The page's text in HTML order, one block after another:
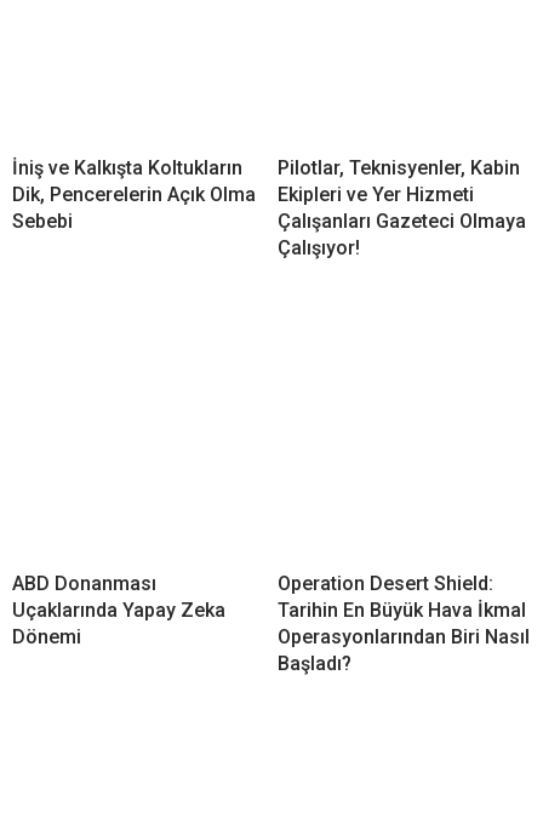
İniş ve Kalkışta Koltukların
Dik, Pencerelerin Açık Olma
Sebebi
Pilotlar, Teknisyenler, Kabin
Ekipleri ve Yer Hizmeti
Çalışanları Gazeteci Olmaya
Çalışıyor!
ABD Donanması
Uçaklarında Yapay Zeka
Dönemi
Operation Desert Shield:
Tarihin En Büyük Hava İkmal
Operasyonlarından Biri Nasıl
Başladı?